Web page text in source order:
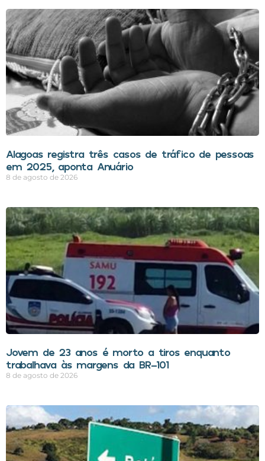
Alagoas registra três casos de tráfico de pessoas
em 2025, aponta Anuário
8 de agosto de 2026
Jovem de 23 anos é morto a tiros enquanto
trabalhava às margens da BR-101
8 de agosto de 2026